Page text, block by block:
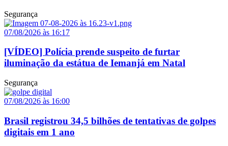
Segurança
07/08/2026 às 16:17
[VÍDEO] Polícia prende suspeito de furtar
iluminação da estátua de Iemanjá em Natal
Segurança
07/08/2026 às 16:00
Brasil registrou 34,5 bilhões de tentativas de golpes
digitais em 1 ano